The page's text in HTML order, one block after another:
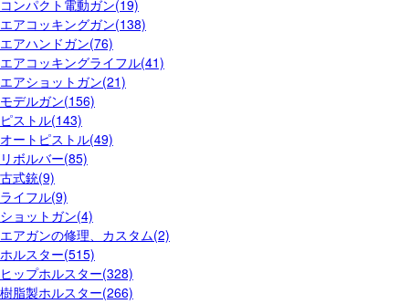
コンパクト電動ガン(19)
エアコッキングガン(138)
エアハンドガン(76)
エアコッキングライフル(41)
エアショットガン(21)
モデルガン(156)
ピストル(143)
オートピストル(49)
リボルバー(85)
古式銃(9)
ライフル(9)
ショットガン(4)
エアガンの修理、カスタム(2)
ホルスター(515)
ヒップホルスター(328)
樹脂製ホルスター(266)